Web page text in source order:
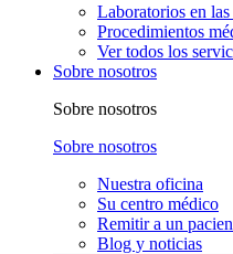
Laboratorios en
Procedimientos
Ver todos los
Sobre nosotros
Sobre nosotros
Sobre nosotros
Nuestra oficina
Su centro médico
Remitir a un
Blog y noticias